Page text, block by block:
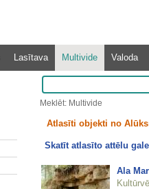
Lasītava Multivide Valoda
Meklēt: Multivide
Atlasīti objekti no
Skatīt atlasīto attēlu
Ala